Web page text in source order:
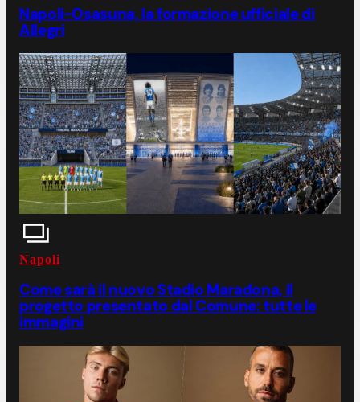
Napoli-Osasuna, la formazione ufficiale di
Allegri
Napoli
Come sarà il nuovo Stadio Maradona, il
progetto presentato dal Comune: tutte le
immagini